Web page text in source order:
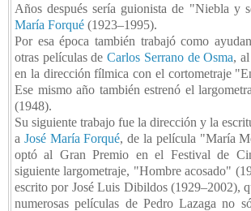
Años después sería guionista de "Niebla y
María Forqué (1923–1995).
Por esa época también trabajó como
otras películas deCarlos Serrano de Osma,
en la dirección fílmica con el cortometraje
Ese mismo año también estrenó el
(1948).
Su siguiente trabajo fue la dirección y la
a José María Forqué, de la película "María
optó al Gran Premio en el Festival de
siguiente largometraje, "Hombre acosado"
escrito por José Luis Dibildos (1929–2002),
numerosas películas de Pedro Lazaga no